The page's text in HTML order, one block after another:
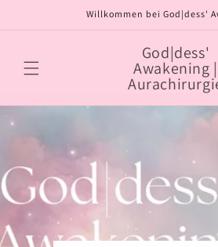
Willkommen bei God|dess'
God|dess'
Awakening |